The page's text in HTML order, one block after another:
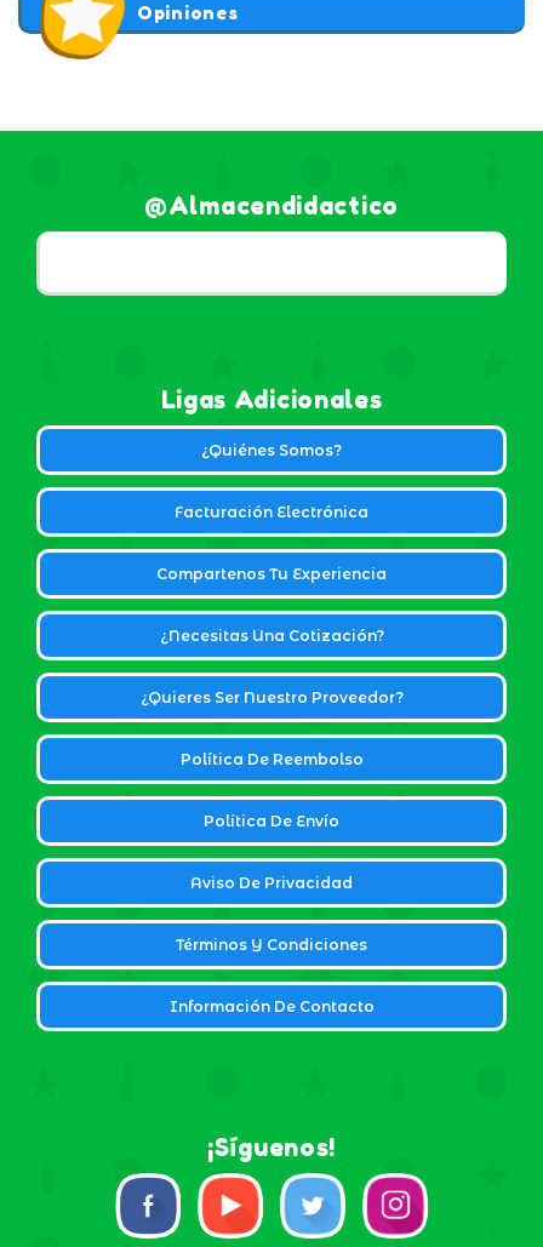
Opiniones
@almacendidactico
Ligas Adicionales
¿Quiénes Somos?
Facturación Electrónica
Compartenos Tu Experiencia
¿Necesitas Una Cotización?
¿Quieres Ser Nuestro Proveedor?
Política De Reembolso
Política De Envío
Aviso De Privacidad
Términos Y Condiciones
Información De Contacto
¡Síguenos!